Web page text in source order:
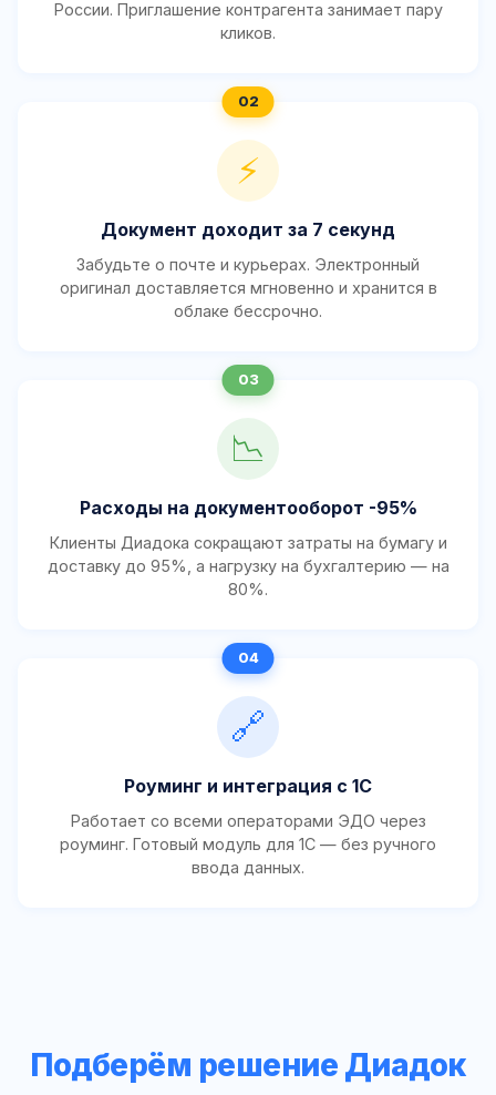
России. Приглашение контрагента занимает пару
кликов.
⚡
Документ доходит за 7 секунд
Забудьте о почте и курьерах. Электронный
оригинал доставляется мгновенно и хранится в
облаке бессрочно.
📉
Расходы на документооборот -95%
Клиенты Диадока сокращают затраты на бумагу и
доставку до 95%, а нагрузку на бухгалтерию — на
80%.
🔗
Роуминг и интеграция с 1С
Работает со всеми операторами ЭДО через
роуминг. Готовый модуль для 1С — без ручного
ввода данных.
Подберём решение Диадок